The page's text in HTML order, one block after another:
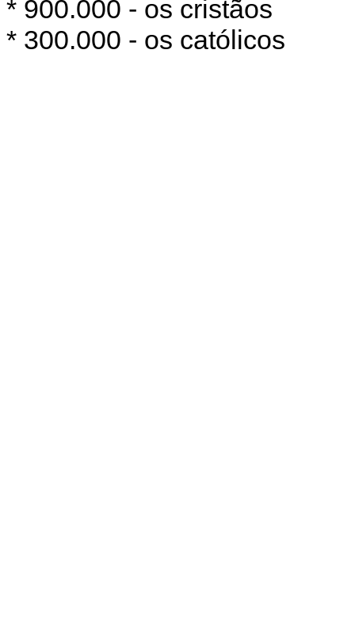
* 900.000 - os cristãos
* 300.000 - os católicos